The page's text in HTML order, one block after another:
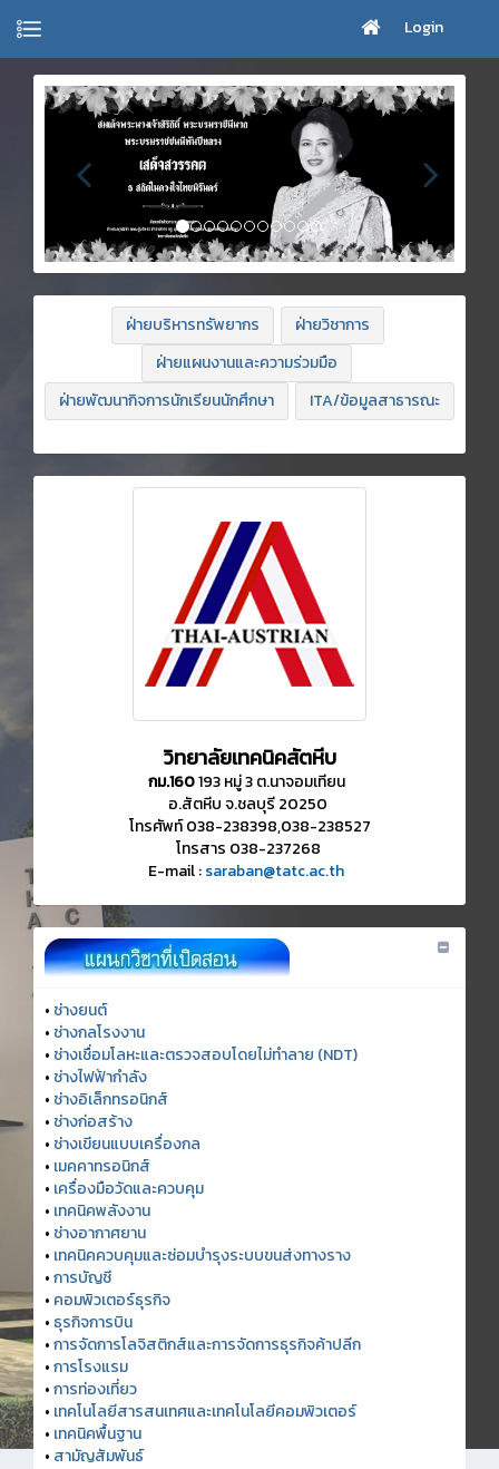
Login
ฝ่ายบริหารทรัพยากร
ฝ่ายวิชาการ
ฝ่ายแผนงานและความร่วมมือ
ฝ่ายพัฒนากิจการนักเรียนนักศึกษา
ITA/ข้อมูลสาธารณะ
วิทยาลัยเทคนิคสัตหีบ
กม.160193 หมู่ 3 ต.นาจอมเทียน
อ.สัตหีบ จ.ชลบุรี 20250
โทรศัพท์ 038-238398,038-238527
โทรสาร 038-237268
E-mail :saraban@tatc.ac.th
• ช่างยนต์
• ช่างกลโรงงาน
• ช่างเชื่อมโลหะและตรวจสอบโดยไม่ทำลาย (NDT)
• ช่างไฟฟ้ากำลัง
• ช่างอิเล็กทรอนิกส์
• ช่างก่อสร้าง
• ช่างเขียนแบบเครื่องกล
• เมคคาทรอนิกส์
• เครื่องมือวัดและควบคุม
• เทคนิคพลังงาน
• ช่างอากาศยาน
• เทคนิคควบคุมและซ่อมบำรุงระบบขนส่งทางราง
•การบัญชี
• คอมพิวเตอร์ธุรกิจ
• ธุรกิจการบิน
•การจัดการโลจิสติกส์และการจัดการธุรกิจค้าปลีก
•การโรงแรม
•การท่องเที่ยว
• เทคโนโลยีสารสนเทศและเทคโนโลยีคอมพิวเตอร์
• เทคนิคพื้นฐาน
• สามัญสัมพันธ์